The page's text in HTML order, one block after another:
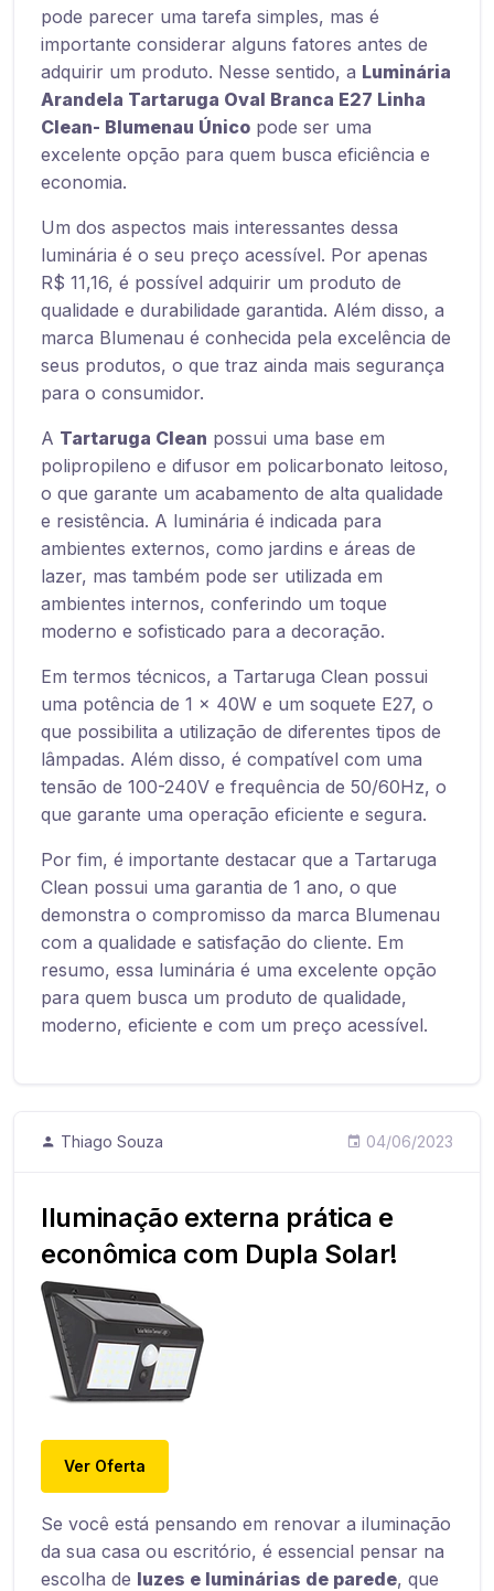
pode parecer uma tarefa simples, mas é
importante considerar alguns fatores antes de
adquirir um produto. Nesse sentido, a Luminária
Arandela Tartaruga Oval Branca E27 Linha
Clean- Blumenau Único pode ser uma
excelente opção para quem busca eficiência e
economia.
Um dos aspectos mais interessantes dessa
luminária é o seu preço acessível. Por apenas
R$ 11,16, é possível adquirir um produto de
qualidade e durabilidade garantida. Além disso, a
marca Blumenau é conhecida pela excelência de
seus produtos, o que traz ainda mais segurança
para o consumidor.
A Tartaruga Clean possui uma base em
polipropileno e difusor em policarbonato leitoso,
o que garante um acabamento de alta qualidade
e resistência. A luminária é indicada para
ambientes externos, como jardins e áreas de
lazer, mas também pode ser utilizada em
ambientes internos, conferindo um toque
moderno e sofisticado para a decoração.
Em termos técnicos, a Tartaruga Clean possui
uma potência de 1 x 40W e um soquete E27, o
que possibilita a utilização de diferentes tipos de
lâmpadas. Além disso, é compatível com uma
tensão de 100-240V e frequência de 50/60Hz, o
que garante uma operação eficiente e segura.
Por fim, é importante destacar que a Tartaruga
Clean possui uma garantia de 1 ano, o que
demonstra o compromisso da marca Blumenau
com a qualidade e satisfação do cliente. Em
resumo, essa luminária é uma excelente opção
para quem busca um produto de qualidade,
moderno, eficiente e com um preço acessível.
Thiago Souza 04/06/2023
Iluminação externa prática e
econômica com Dupla Solar!
Ver Oferta
Se você está pensando em renovar a iluminação
da sua casa ou escritório, é essencial pensar na
escolha de luzes e luminárias de parede, que